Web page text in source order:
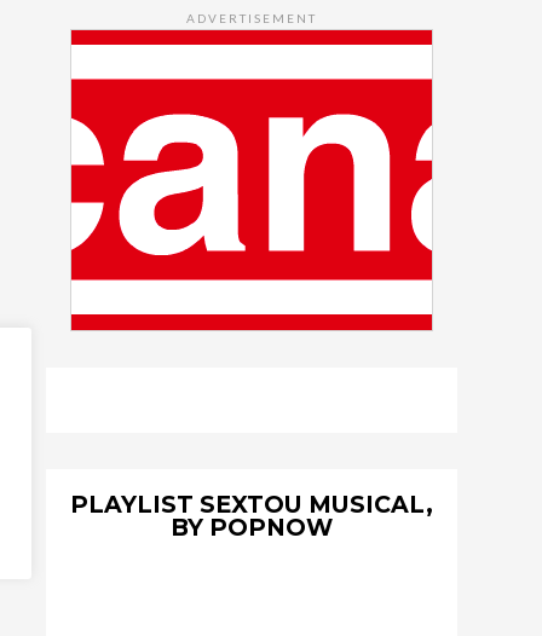
ADVERTISEMENT
PLAYLIST SEXTOU MUSICAL,
BY POPNOW